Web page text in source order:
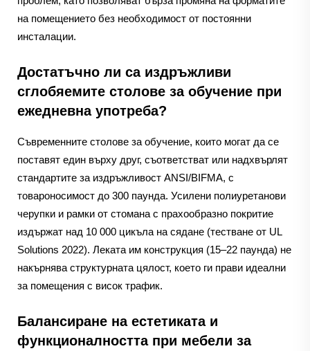
на помещението без необходимост от постоянни
инсталации.
Достатъчно ли са издръжливи
сглобяемите столове за обучение при
ежедневна употреба?
Съвременните столове за обучение, които могат да се
поставят един върху друг, съответстват или надхвърлят
стандартите за издръжливост ANSI/BIFMA, с
товароносимост до 300 паунда. Усилени полиуретанови
черупки и рамки от стомана с прахообразно покритие
издържат над 10 000 цикъла на сядане (тестване от UL
Solutions 2022). Леката им конструкция (15–22 паунда) не
накърнява структурната цялост, което ги прави идеални
за помещения с висок трафик.
Балансиране на естетиката и
функционалността при мебели за